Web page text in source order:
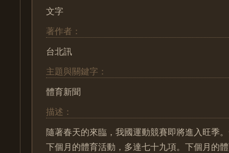
文字
著作者：
台北訊
主題與關鍵字：
體育新聞
描述：
隨著春天的來臨，我國運動競賽即將進入旺季
下個月的體育活動，多達七十九項。下個月的